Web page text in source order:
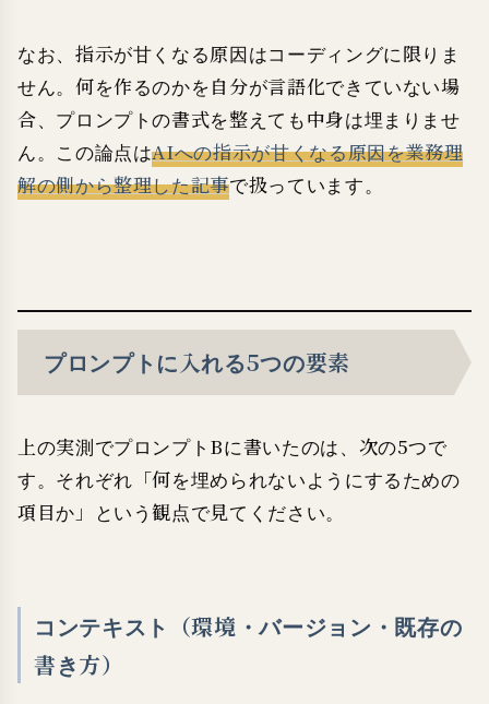
なお、指示が甘くなる原因はコーディングに限りま
せん。何を作るのかを自分が言語化できていない場
合、プロンプトの書式を整えても中身は埋まりませ
ん。この論点はAIへの指示が甘くなる原因を業務理
解の側から整理した記事で扱っています。
プロンプトに入れる5つの要素
上の実測でプロンプトBに書いたのは、次の5つで
す。それぞれ「何を埋められないようにするための
項目か」という観点で見てください。
コンテキスト（環境・バージョン・既存の
書き方）